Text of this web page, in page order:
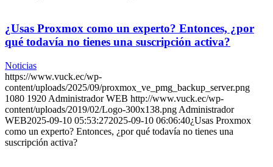
¿Usas Proxmox como un experto? Entonces, ¿por
qué todavía no tienes una suscripción activa?
Noticias
https://www.vuck.ec/wp-
content/uploads/2025/09/proxmox_ve_pmg_backup_server.png
1080 1920 Administrador WEB http://www.vuck.ec/wp-
content/uploads/2019/02/Logo-300x138.png Administrador
WEB2025-09-10 05:53:272025-09-10 06:06:40¿Usas Proxmox
como un experto? Entonces, ¿por qué todavía no tienes una
suscripción activa?